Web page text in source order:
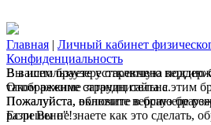
Главная | Личный кабинет
Конфиденциальность
В вашем браузере отключена
таком режиме затруднительна.
Пожалуйста, включите в браузере
разрешено"!
Вы используете устаревшую версию
Отображение страниц сайта с этим
Пожалуйста, обновите версию
Если Вы не знаете как это сделать,